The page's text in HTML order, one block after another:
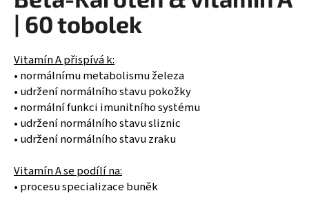
0,0
5
hvězdiček.
| 60 tobolek
Vitamín A přispívá k:
• normálnímu metabolismu železa
• udržení normálního stavu pokožky
• normální funkci imunitního systému
• udržení normálního stavu sliznic
• udržení normálního stavu zraku
Vitamín A se podílí na:
• procesu specializace buněk
a
j
í
t
?